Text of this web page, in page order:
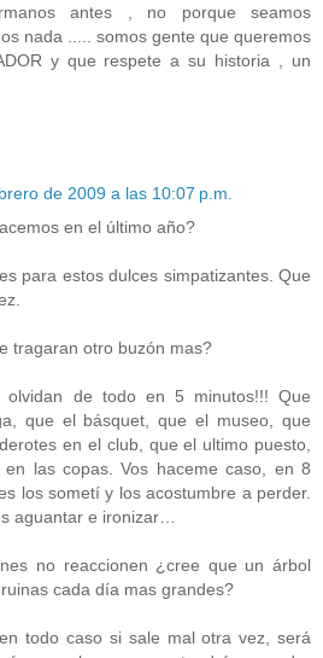
antes , no porque seamos
nada ..... somos gente que queremos
y que respete a su historia , un
de 2009 a las 10:07 p.m.
en el último año?
para estos dulces simpatizantes. Que
tragaran otro buzón mas?
olvidan de todo en 5 minutos!!! Que
que el básquet, que el museo, que
en el club, que el ultimo puesto,
las copas. Vos haceme caso, en 8
los sometí y los acostumbre a perder.
aguantar e ironizar…
no reaccionen ¿cree que un árbol
cada día mas grandes?
en todo caso si sale mal otra vez, será